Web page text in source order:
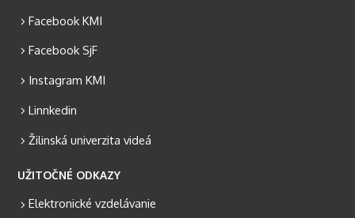
Facebook KMI
Facebook SjF
Instagram KMI
Linnkedin
Žilinská univerzita videá
UŽITOČNÉ ODKAZY
Elektronické vzdelávanie